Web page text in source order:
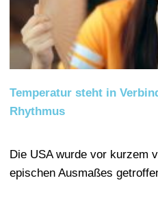
Temperatur steht in
Rhythmus
Die USA wurde vor kurzem
epischen Ausmaßes